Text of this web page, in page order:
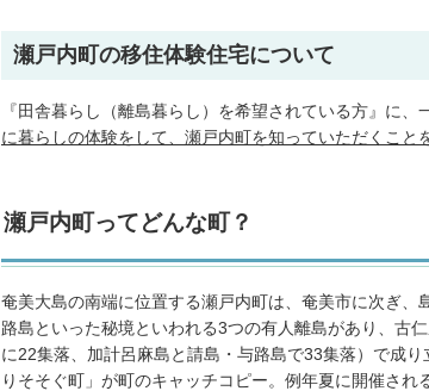
瀬戸内町の移住体験住宅について
『田舎暮らし（離島暮らし）を希望されている方』に、
に暮らしの体験をして、瀬戸内町を知っていただくこと
瀬戸内町ってどんな町？
奄美大島の南端に位置する瀬戸内町は、奄美市に次ぎ
路島といった秘境といわれる3つの有人離島があり、古
に22集落、加計呂麻島と請島・与路島で33集落）で成
りそそぐ町」が町のキャッチコピー。例年夏に開催さ